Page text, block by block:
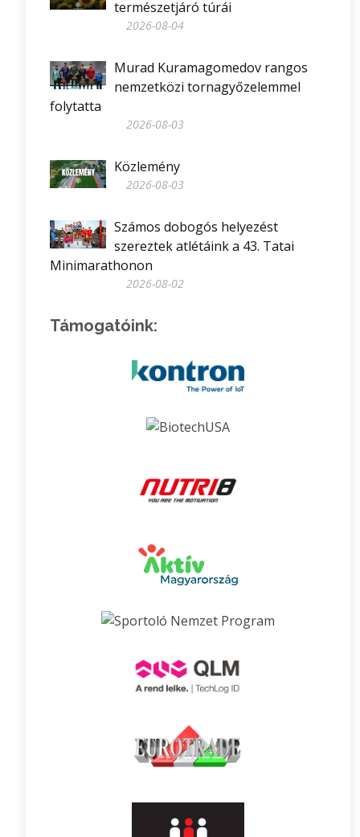
természetjáró túrái
2026-08-04
Murad Kuramagomedov rangos
nemzetközi tornagyőzelemmel
folytatta
2026-08-03
Közlemény
2026-08-03
Számos dobogós helyezést
szereztek atlétáink a 43. Tatai
Minimarathonon
2026-08-02
Támogatóink: